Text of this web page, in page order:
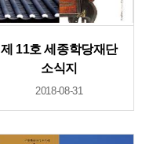
제 11호 세종학당재단
소식지
2018-08-31